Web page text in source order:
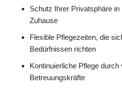
Schutz Ihrer Privatsphäre
Zuhause
Flexible Pflegezeiten, die
Bedürfnissen richten
Kontinuierliche Pflege
Betreuungskräfte